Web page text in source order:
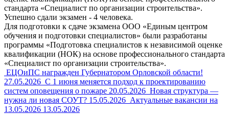
стандарта «Специалист по организации строительства».
Успешно сдали экзамен - 4 человека.
Для подготовки к сдаче экзамена ООО «Единым центром
обучения и подготовки специалистов» были разработаны
программы «Подготовка специалистов к независимой оценке
квалификации (НОК) на основе профессионального стандарта
«Специалист по организации строительства».
ЕЦОиПС награжден Губернатором Орловской области!
27.05.2026 С 1 июня меняется подход к проектированию
систем оповещения о пожаре 20.05.2026 Новая структура —
нужна ли новая СОУТ? 15.05.2026 Актуальные вакансии на
13.05.2026 13.05.2026